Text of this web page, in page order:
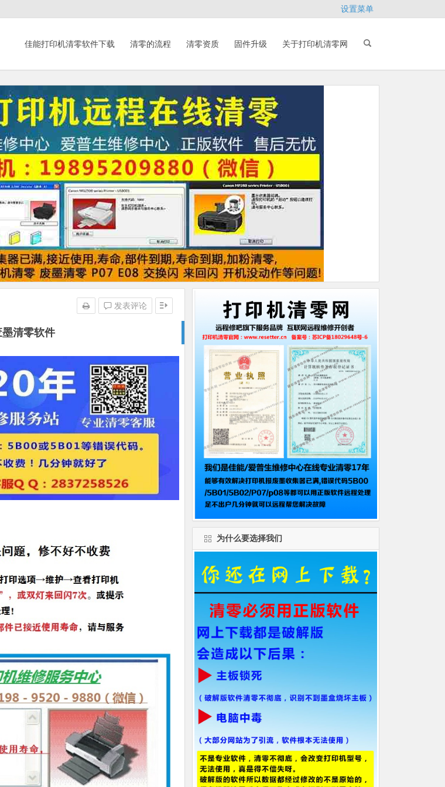
设置菜单
佳能打印机清零软件下载 清零的流程 清零资质 固件升级 关于打印机清零网
清零软件
发表评论
为什么要选择我们